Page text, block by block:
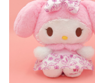
坐姿泡泡美乐蒂